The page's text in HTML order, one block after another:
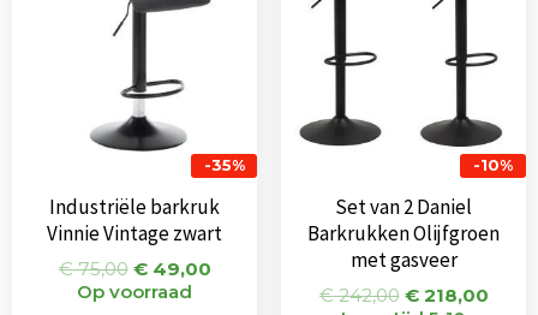
-35%
Industriële barkruk
Vinnie Vintage zwart
€75,00 €49,00
Op voorraad
-10%
Set van 2 Daniel
Barkrukken Olijfgroen
met gasveer
€242,00 €218,00